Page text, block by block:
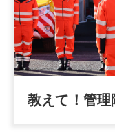
教えて！管理